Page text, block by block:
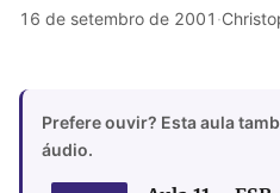
16 de setembro de 2001 ·
Prefere ouvir? Esta aula
áudio.